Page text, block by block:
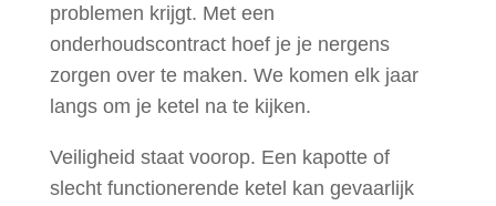
problemen krijgt. Met een
onderhoudscontract hoef je je nergens
zorgen over te maken. We komen elk jaar
langs om je ketel na te kijken.
Veiligheid staat voorop. Een kapotte of
slecht functionerende ketel kan gevaarlijk